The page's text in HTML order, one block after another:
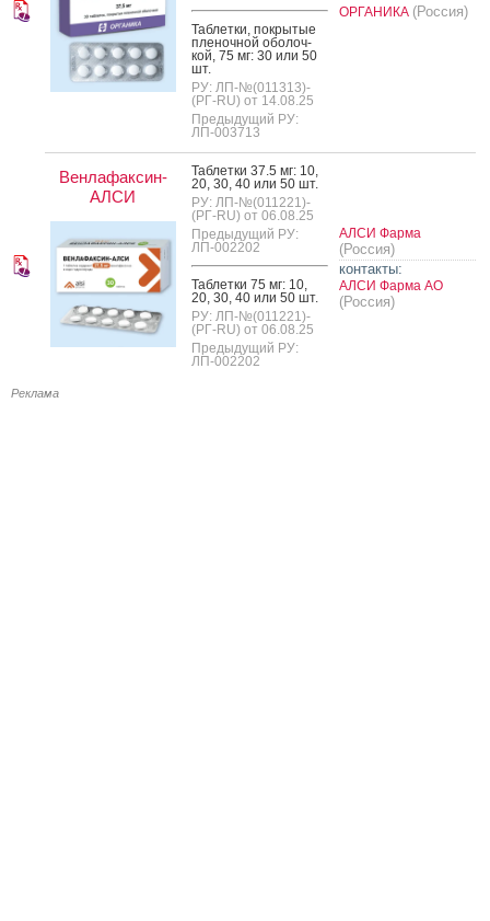
Таб­летки, пок­ры­тые
пле­ноч­ной обо­лоч­
кой, 75 мг: 30 или 50
шт.
РУ: ЛП-№(011313)-
(РГ-RU) от 14.08.25
Предыдущий РУ:
ЛП-003713
ОРГАНИКА (Россия)
Венлафаксин-
АЛСИ
Таб­летки 37.5 мг: 10,
20, 30, 40 или 50 шт.
РУ: ЛП-№(011221)-
(РГ-RU) от 06.08.25
Предыдущий РУ:
ЛП-002202
Таб­летки 75 мг: 10,
20, 30, 40 или 50 шт.
РУ: ЛП-№(011221)-
(РГ-RU) от 06.08.25
Предыдущий РУ:
ЛП-002202
АЛСИ Фарма
(Россия)
контакты:
АЛСИ Фарма АО
(Россия)
Реклама